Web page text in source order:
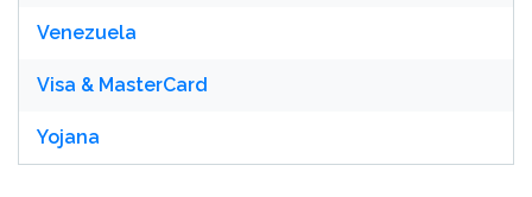
Venezuela
Visa & MasterCard
Yojana